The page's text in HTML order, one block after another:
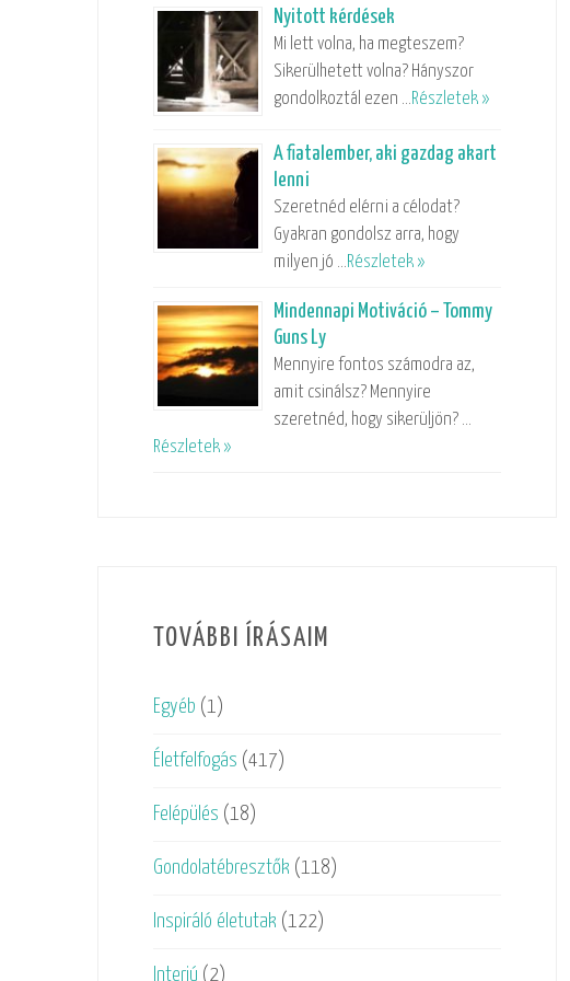
Nyitott kérdések
Mi lett volna, ha megteszem?
Sikerülhetett volna? Hányszor
gondolkoztál ezen …Részletek »
A fiatalember, aki gazdag akart
lenni
Szeretnéd elérni a célodat?
Gyakran gondolsz arra, hogy
milyen jó …Részletek »
Mindennapi Motiváció – Tommy
Guns Ly
Mennyire fontos számodra az,
amit csinálsz? Mennyire
szeretnéd, hogy sikerüljön? …
Részletek »
TOVÁBBI ÍRÁSAIM
Egyéb (1)
Életfelfogás (417)
Felépülés (18)
Gondolatébresztők (118)
Inspiráló életutak (122)
Interjú (2)